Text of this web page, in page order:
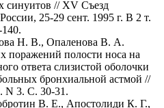
синуитов // XV Съезд
25-29 сент. 1995 г. В 2 т.
Н. В., Опаленова В. А.
поражений полости носа на
ответа слизистой оболочки
бронхиальной астмой //
N 3. C. 30-31.
В. Е., Апостолиди К. Г.,